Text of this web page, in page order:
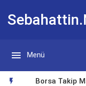
Günlügü
 Menü
 Borsa Takip